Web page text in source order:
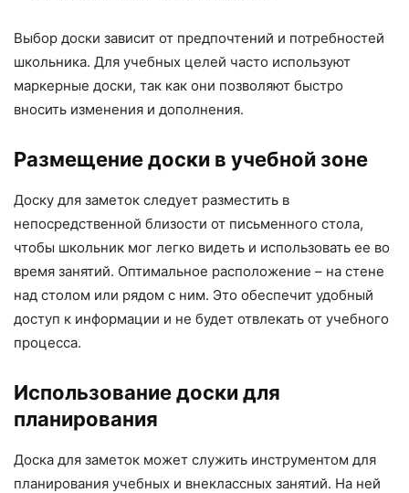
Выбор доски зависит от предпочтений и потребностей
школьника. Для учебных целей часто используют
маркерные доски, так как они позволяют быстро
вносить изменения и дополнения.
Размещение доски в учебной зоне
Доску для заметок следует разместить в
непосредственной близости от письменного стола,
чтобы школьник мог легко видеть и использовать ее во
время занятий. Оптимальное расположение – на стене
над столом или рядом с ним. Это обеспечит удобный
доступ к информации и не будет отвлекать от учебного
процесса.
Использование доски для
планирования
Доска для заметок может служить инструментом для
планирования учебных и внеклассных занятий. На ней